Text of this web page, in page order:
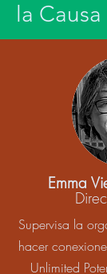
la Causa
Emma
Supervisa la
hacer
Unlimited